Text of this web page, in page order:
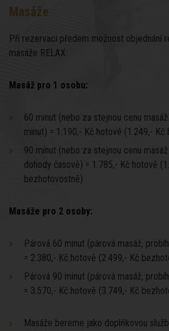
Masáže
Při rezervaci předem možnost objednání
masáže RELAX:
Masáž pro 1 osobu:
60 minut (nebo za stejnou cenu
minut) = 1.190,- Kč hotově (1.249,-
90 minut (nebo za stejnou cenu
dohody časově) = 1.785,- Kč hotově
bezhotovostně)
Masáže pro 2 osoby:
Párová 60 minut (párová masáž,
= 2.380,- Kč hotově (2.499,- Kč
Párová 90 minut (párová masáž,
= 3.570,- Kč hotově (3.749,- Kč
Masáže bereme jako doplňkovou